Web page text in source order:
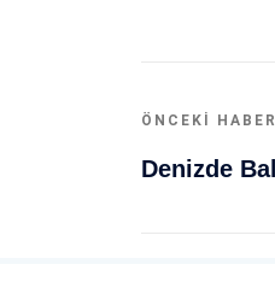
ÖNCEKI HABER